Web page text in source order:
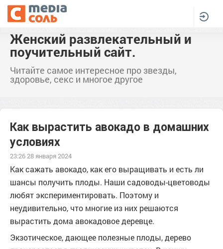
Женский развлекательный и
поучительный сайт.
Читайте самое интересное про звезды,
здоровье, секс и многое другое
Как вырастить авокадо в домашних
условиях
23:26 28 января 2024
Как сажать авокадо, как его выращивать и есть ли
шансы получить плоды. Наши садоводы-цветоводы
любят экспериментировать. Поэтому и
неудивительно, что многие из них решаются
вырастить дома авокадовое деревце.
Экзотическое, дающее полезные плоды, дерево